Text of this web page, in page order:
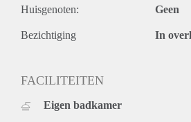
* Huurprijs: € 619,00 per maand;
* Servicekosten: €50,00 per maand
* Voorschot stookkosten: €65,00 per
* Huurtermijn bedraagt minimaal 24
Huisgenoten: Geen
Bezichtiging In
FACILITEITEN
Eigen badkamer